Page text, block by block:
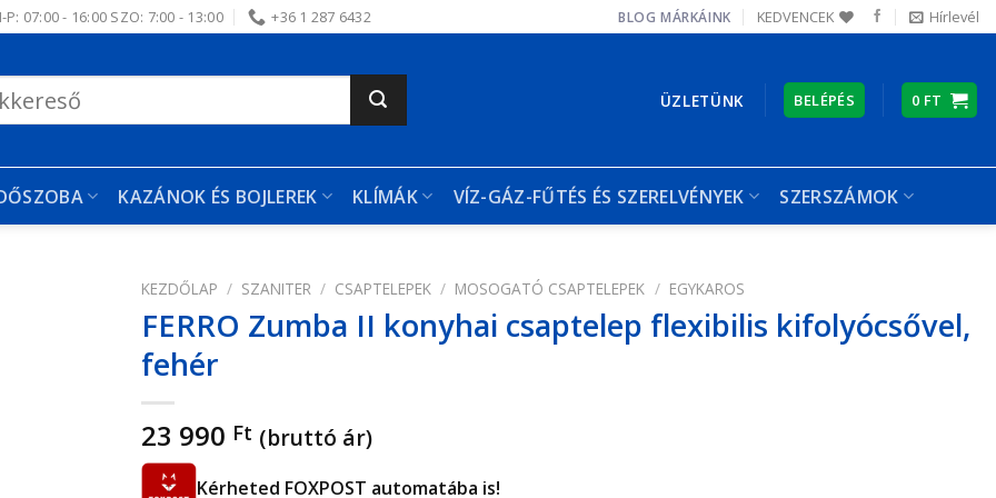
P: 07:00 - 16:00 SZO: 7:00 - 13:00 +36 1 287 6432 BLOG MÁRKÁINK KEDVENCEK Hírlevél
ÜZLETÜNK BELÉPÉS 0 FT
KAZÁNOK ÉS BOJLEREK KLÍMÁK VÍZ-GÁZ-FŰTÉS ÉS SZERELVÉNYEK SZERSZÁMOK
KEZDŐLAP / SZANITER / CSAPTELEPEK / MOSOGATÓ CSAPTELEPEK / EGYKAROS
FERRO Zumba II konyhai csaptelep flexibilis kifolyócsővel,
fehér
23 990 Ft (bruttó ár)
Kérheted FOXPOST automatába is!